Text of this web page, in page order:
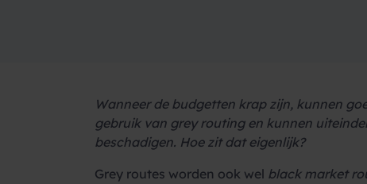
Wanneer de budgetten krap zijn, kunnen
gebruik van grey routing en kunnen
beschadigen. Hoe zit dat eigenlijk?
Grey routes worden ook wel black market